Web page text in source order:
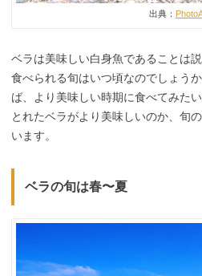
出典：
ベラは美味しい白身魚であることは
食べられる旬はいつ頃なのでしょう
ば、より美味しい時期に食べてみた
とれたベラがより美味しいのか、旬
います。
ベラの旬は春〜夏